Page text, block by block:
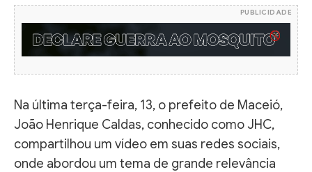
PUBLICIDADE
Na última terça-feira, 13, o prefeito de Maceió,
João Henrique Caldas, conhecido como JHC,
compartilhou um vídeo em suas redes sociais,
onde abordou um tema de grande relevância